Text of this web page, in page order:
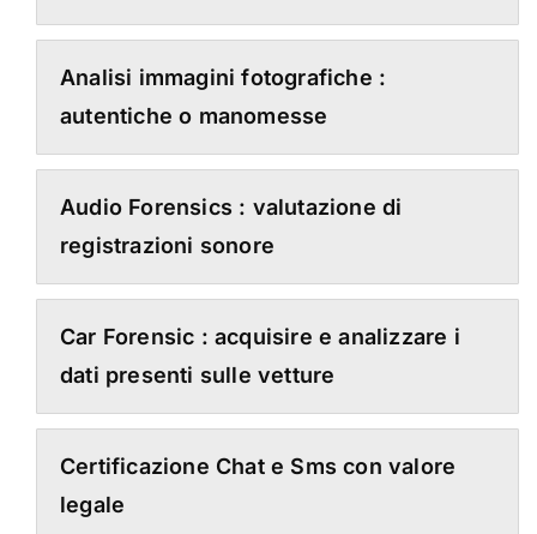
Analisi immagini fotografiche :
autentiche o manomesse
Audio Forensics : valutazione di
registrazioni sonore
Car Forensic : acquisire e analizzare i
dati presenti sulle vetture
Certificazione Chat e Sms con valore
legale